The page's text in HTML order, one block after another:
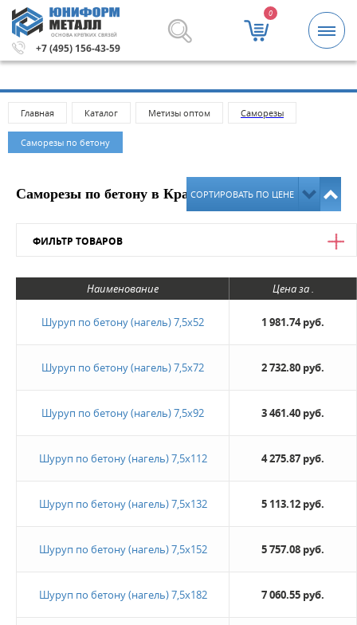
ОСНОВА КРЕПКИХ СВЯЗЕЙ
+7 (495) 156-43-59
0
рублей.Метизы и крепежные изделия оптом.
Главная Каталог Метизы оптом Саморeзы
Саморезы по бетону
Саморезы по бетону в КраснодареСОРТИРОВАТЬ ПО ЦЕНЕ
ФИЛЬТР ТОВАРОВ
Цена
Величина скидки
Не нашли ничего подходящего?
Наименование Цена за .
Шуруп по бетону (нагель) 7,5х52 1 981.74 руб.
Шуруп по бетону (нагель) 7,5х72 2 732.80 руб.
Шуруп по бетону (нагель) 7,5х92 3 461.40 руб.
Шуруп по бетону (нагель) 7,5х112 4 275.87 руб.
Шуруп по бетону (нагель) 7,5х132 5 113.12 руб.
Шуруп по бетону (нагель) 7,5х152 5 757.08 руб.
Шуруп по бетону (нагель) 7,5х182 7 060.55 руб.